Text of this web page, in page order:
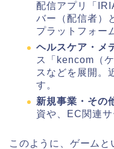
配信アプリ「
バー（配信者）
プラットフォー
ヘルスケア・メ
ス「kencom（
スなどを展開。
す。
新規事業・その
資や、EC関連
このように、ゲーム